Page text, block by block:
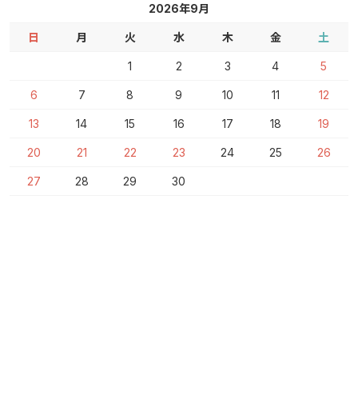
2026年9月
日 月 火 水 木 金 土
1 2 3 4 5
6 7 8 9 10 11 12
13 14 15 16 17 18 19
20 21 22 23 24 25 26
27 28 29 30